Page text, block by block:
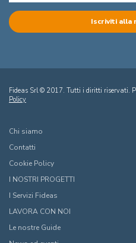
Fideas Srl © 2017. Tutti i diritti riservati.
Policy
Chi siamo
Contatti
Cookie Policy
I NOSTRI PROGETTI
I Servizi Fideas
LAVORA CON NOI
Le nostre Guide